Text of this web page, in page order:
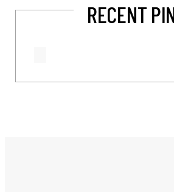
RECENT